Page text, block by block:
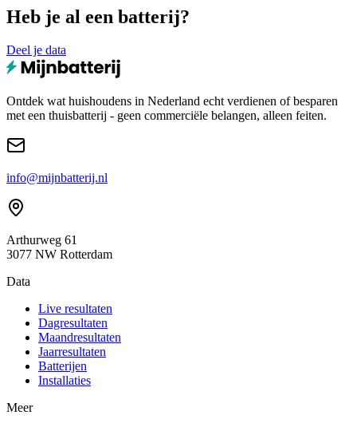
Heb je al een batterij?
Deel je data
Ontdek wat huishoudens in Nederland echt verdienen of besparen
met een thuisbatterij - geen commerciële belangen, alleen feiten.
info@mijnbatterij.nl
Arthurweg 61
3077 NW Rotterdam
Data
Live resultaten
Dagresultaten
Maandresultaten
Jaarresultaten
Batterijen
Installaties
Meer